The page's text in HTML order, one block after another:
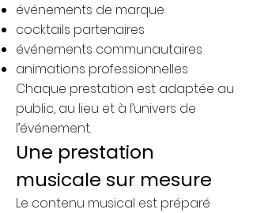
événements de marque
cocktails partenaires
événements communautaires
animations professionnelles
Chaque prestation est adaptée au
public, au lieu et à l’univers de
l’événement.
Une prestation
musicale sur mesure
Le contenu musical est préparé